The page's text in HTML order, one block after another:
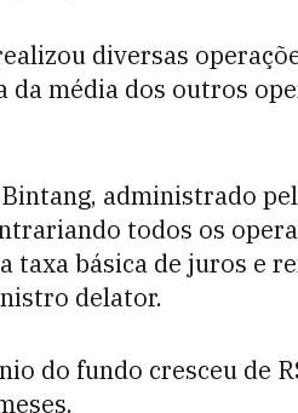
diversas
média dos outros
administrado
todos os
taxa básica de juros e
delator.
do fundo cresceu de